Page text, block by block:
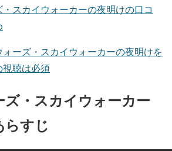
スカイウォーカーの夜明けの口コ
ォーズ・スカイウォーカーの夜明けを
視聴は必須
・スカイウォーカー
らすじ